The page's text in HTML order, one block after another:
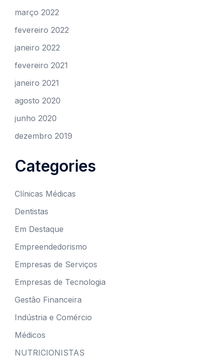
março 2022
fevereiro 2022
janeiro 2022
fevereiro 2021
janeiro 2021
agosto 2020
junho 2020
dezembro 2019
Categories
Clínicas Médicas
Dentistas
Em Destaque
Empreendedorismo
Empresas de Serviços
Empresas de Tecnologia
Gestão Financeira
Indústria e Comércio
Médicos
NUTRICIONISTAS